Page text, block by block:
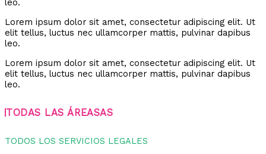
leo.
Lorem ipsum dolor sit amet, consectetur adipiscing elit. Ut
elit tellus, luctus nec ullamcorper mattis, pulvinar dapibus
leo.
Lorem ipsum dolor sit amet, consectetur adipiscing elit. Ut
elit tellus, luctus nec ullamcorper mattis, pulvinar dapibus
leo.
TODAS LAS ÁREASAS
TODOS LOS SERVICIOS LEGALES